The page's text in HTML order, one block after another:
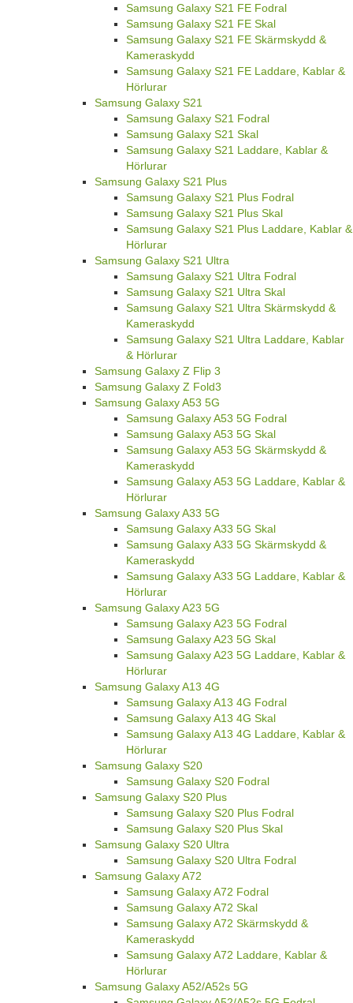
Samsung Galaxy S21 FE Fodral
Samsung Galaxy S21 FE Skal
Samsung Galaxy S21 FE Skärmskydd &
Kameraskydd
Samsung Galaxy S21 FE Laddare, Kablar &
Hörlurar
Samsung Galaxy S21
Samsung Galaxy S21 Fodral
Samsung Galaxy S21 Skal
Samsung Galaxy S21 Laddare, Kablar &
Hörlurar
Samsung Galaxy S21 Plus
Samsung Galaxy S21 Plus Fodral
Samsung Galaxy S21 Plus Skal
Samsung Galaxy S21 Plus Laddare, Kablar &
Hörlurar
Samsung Galaxy S21 Ultra
Samsung Galaxy S21 Ultra Fodral
Samsung Galaxy S21 Ultra Skal
Samsung Galaxy S21 Ultra Skärmskydd &
Kameraskydd
Samsung Galaxy S21 Ultra Laddare, Kablar
& Hörlurar
Samsung Galaxy Z Flip 3
Samsung Galaxy Z Fold3
Samsung Galaxy A53 5G
Samsung Galaxy A53 5G Fodral
Samsung Galaxy A53 5G Skal
Samsung Galaxy A53 5G Skärmskydd &
Kameraskydd
Samsung Galaxy A53 5G Laddare, Kablar &
Hörlurar
Samsung Galaxy A33 5G
Samsung Galaxy A33 5G Skal
Samsung Galaxy A33 5G Skärmskydd &
Kameraskydd
Samsung Galaxy A33 5G Laddare, Kablar &
Hörlurar
Samsung Galaxy A23 5G
Samsung Galaxy A23 5G Fodral
Samsung Galaxy A23 5G Skal
Samsung Galaxy A23 5G Laddare, Kablar &
Hörlurar
Samsung Galaxy A13 4G
Samsung Galaxy A13 4G Fodral
Samsung Galaxy A13 4G Skal
Samsung Galaxy A13 4G Laddare, Kablar &
Hörlurar
Samsung Galaxy S20
Samsung Galaxy S20 Fodral
Samsung Galaxy S20 Plus
Samsung Galaxy S20 Plus Fodral
Samsung Galaxy S20 Plus Skal
Samsung Galaxy S20 Ultra
Samsung Galaxy S20 Ultra Fodral
Samsung Galaxy A72
Samsung Galaxy A72 Fodral
Samsung Galaxy A72 Skal
Samsung Galaxy A72 Skärmskydd &
Kameraskydd
Samsung Galaxy A72 Laddare, Kablar &
Hörlurar
Samsung Galaxy A52/A52s 5G